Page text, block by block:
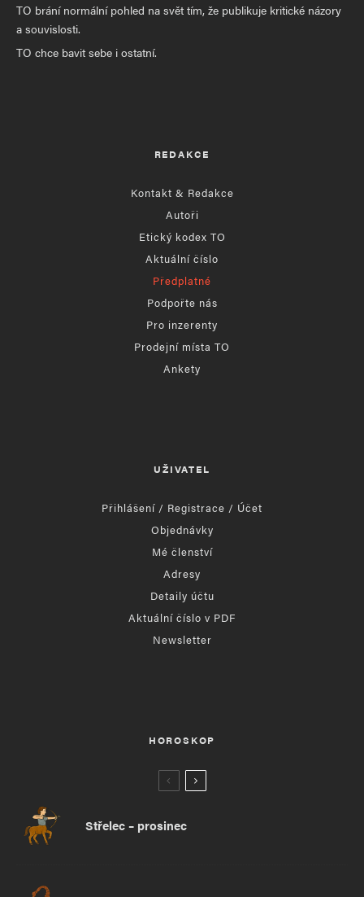
TO brání normální pohled na svět tím, že publikuje kritické názory
a souvislosti.
TO chce bavit sebe i ostatní.
REDAKCE
Kontakt & Redakce
Autoři
Etický kodex TO
Aktuální číslo
Předplatné
Podpořte nás
Pro inzerenty
Prodejní místa TO
Ankety
UŽIVATEL
Přihlášení / Registrace / Účet
Objednávky
Mé členství
Adresy
Detaily účtu
Aktuální číslo v PDF
Newsletter
HOROSKOP
Střelec – prosinec